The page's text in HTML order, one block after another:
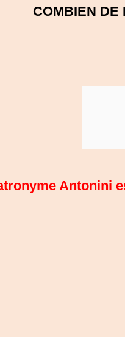
COMBIEN DE
Antonini